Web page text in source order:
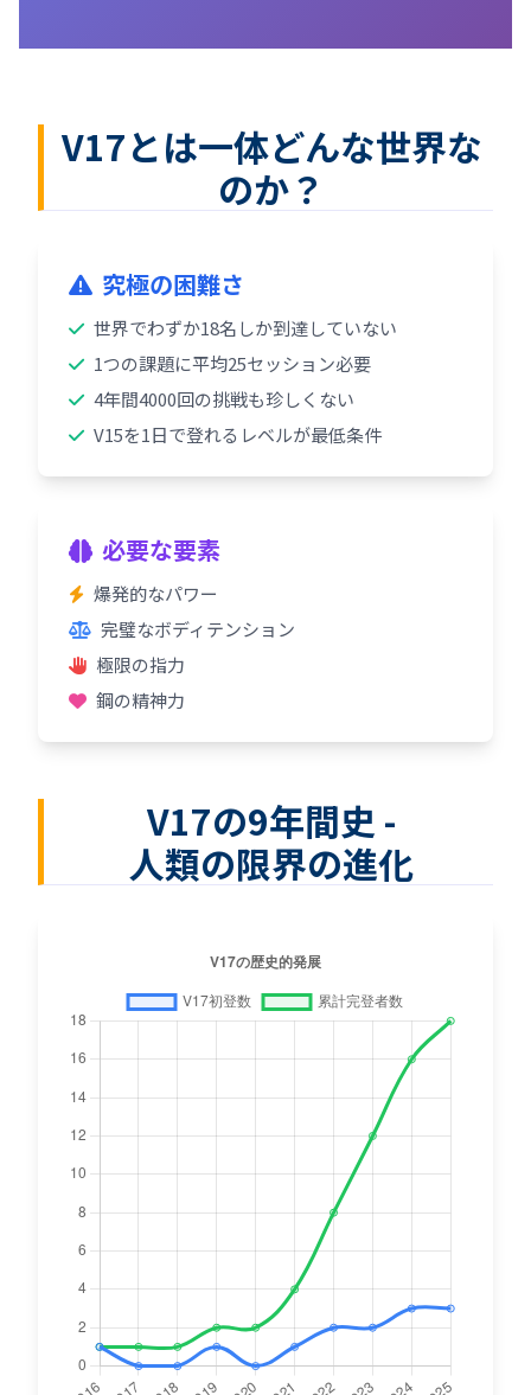
V17とは一体どんな世界な
のか？
究極の困難さ
世界でわずか18名しか到達していない
1つの課題に平均25セッション必要
4年間4000回の挑戦も珍しくない
V15を1日で登れるレベルが最低条件
必要な要素
爆発的なパワー
完璧なボディテンション
極限の指力
鋼の精神力
V17の9年間史 -
人類の限界の進化